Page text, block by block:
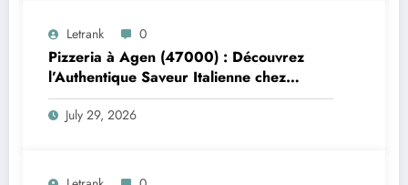
Letrank 0
Pizzeria à Agen (47000) : Découvrez
l’Authentique Saveur Italienne chez
Trattoria Pasta Pizza Brax
July 29, 2026